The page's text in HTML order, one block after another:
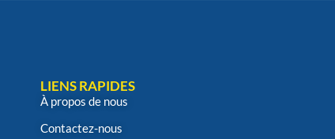
LIENS RAPIDES
À propos de nous
Contactez-nous